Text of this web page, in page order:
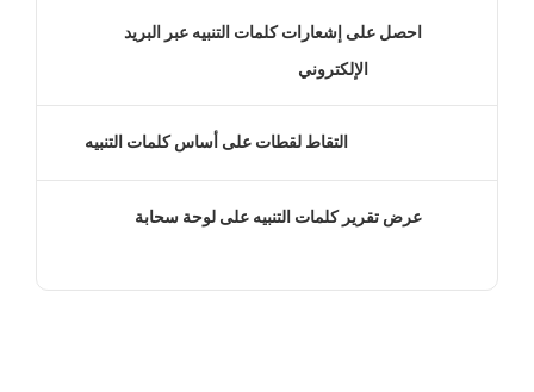
احصل على إشعارات كلمات التنبيه عبر البريد
الإلكتروني
التقاط لقطات على أساس كلمات التنبيه
عرض تقرير كلمات التنبيه على لوحة سحابة